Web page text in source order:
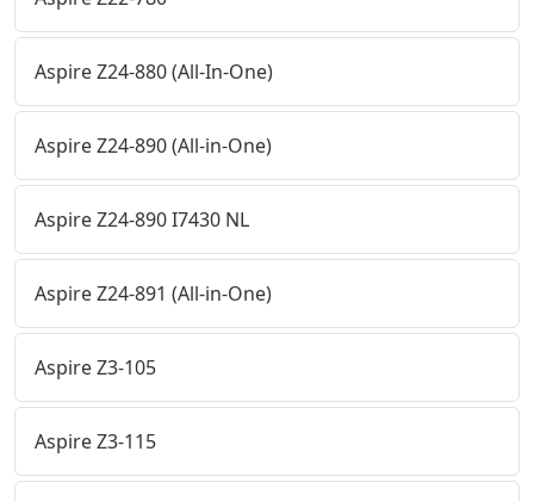
Aspire Z24-880 (All-In-One)
Aspire Z24-890 (All-in-One)
Aspire Z24-890 I7430 NL
Aspire Z24-891 (All-in-One)
Aspire Z3-105
Aspire Z3-115